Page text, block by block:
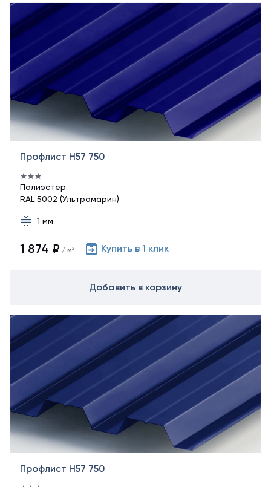
Профлист Н57 750
Полиэстер
RAL 5002 (Ультрамарин)
1 мм
1 874 ₽ / м² Купить в 1 клик
Добавить в корзину
Профлист Н57 750